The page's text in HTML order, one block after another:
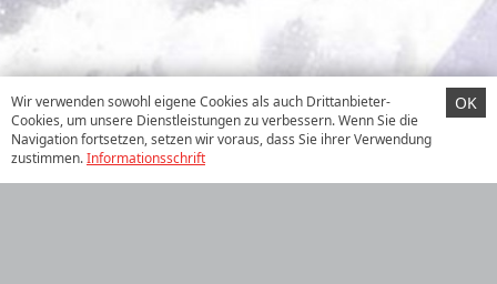
OK
Wir verwenden sowohl eigene Cookies als auch Drittanbieter-
Cookies, um unsere Dienstleistungen zu verbessern. Wenn Sie die
Navigation fortsetzen, setzen wir voraus, dass Sie ihrer Verwendung
zustimmen.Informationsschrift